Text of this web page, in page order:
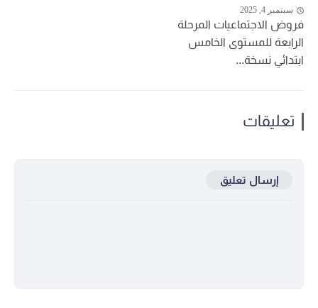
سبتمبر 4, 2025
فروض الاجتماعيات المرحلة
الرابعة للمستوى الخامس
ابتدائي نسخة...
تعليقات
إرسال تعليق